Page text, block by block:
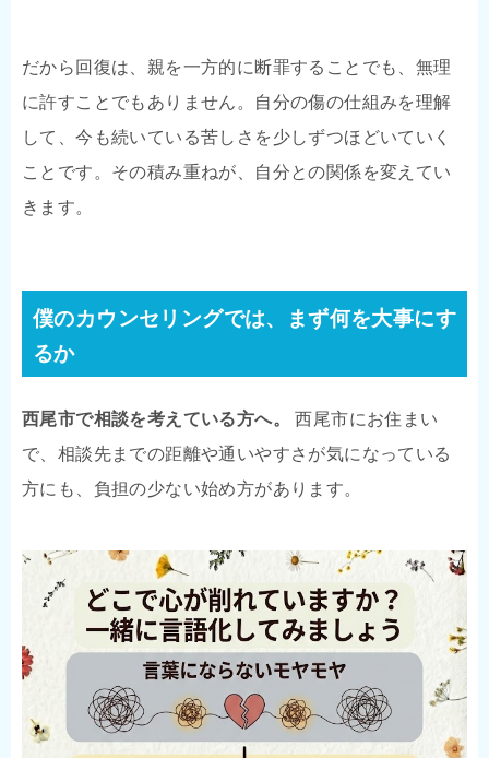
だから回復は、親を一方的に断罪することでも、無理
に許すことでもありません。自分の傷の仕組みを理解
して、今も続いている苦しさを少しずつほどいていく
ことです。その積み重ねが、自分との関係を変えてい
きます。
僕のカウンセリングでは、まず何を大事にす
るか
西尾市で相談を考えている方へ。
西尾市にお住まい
で、相談先までの距離や通いやすさが気になっている
方にも、負担の少ない始め方があります。